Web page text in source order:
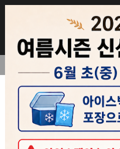
직스더브레드 통밀빵 회사
대량